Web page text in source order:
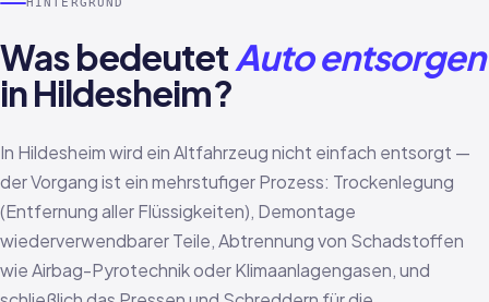
Was bedeutetAuto entsorgen
in Hildesheim?
In Hildesheim wird ein Altfahrzeug nicht einfach entsorgt —
der Vorgang ist ein mehrstufiger Prozess: Trockenlegung
(Entfernung aller Flüssigkeiten), Demontage
wiederverwendbarer Teile, Abtrennung von Schadstoffen
wie Airbag-Pyrotechnik oder Klimaanlagengasen, und